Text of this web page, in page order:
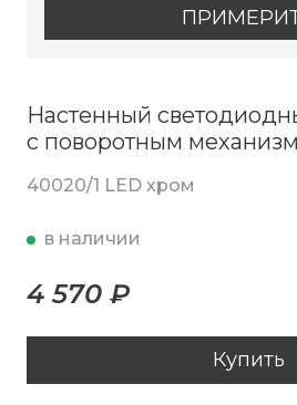
Настенный
с поворотным
40020/1 LED хром
в наличии
4 570 ₽
Купить